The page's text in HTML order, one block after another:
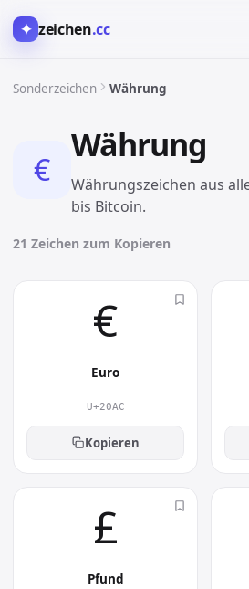
✦ zeichen.cc
Sonderzeichen Währung
€︎
Währung
Währungszeichen aus
bis Bitcoin.
21 Zeichen zum Kopieren
€︎
Euro
U+20AC
Kopieren
£︎
Pfund